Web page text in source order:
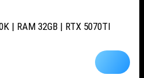
| RAM 32GB | RTX 5070TI